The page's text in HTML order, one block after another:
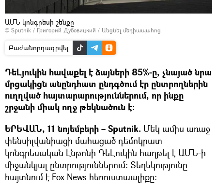
ԱՄՆ կոնգրեսի շենքը
© Sputnik / Григорий Дубовицкий / Անցնել մեդիապահոց
Բաժանորդագրվել
ԴեԼյուկին հավաքել է ձայների 85%-ը, չնայած նրա
մրցակիցն անընդհատ ընդգծում էր ընտրողներին
ուղղված հայտարարություններում, որ ինքը
շրջանի միակ ողջ թեկնածուն է:
ԵՐԵՎԱՆ, 11 նոյեմբերի – Sputnik. Մեկ ամիս առաջ
փենսիլվանիացի մահացած դեմոկրատ
կոնգրեսական Էնթոնի ԴեԼուկին հաղթել է ԱՄՆ-ի
միջանկյալ ընտրություններում։ Տեղեկությունը
հայտնում է Fox News հեռուստաալիքը: